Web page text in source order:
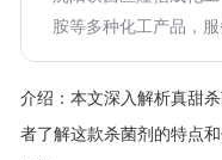
胺等多种化工产品，
介绍： 本文深入解析真甜
者了解这款杀菌剂的特点